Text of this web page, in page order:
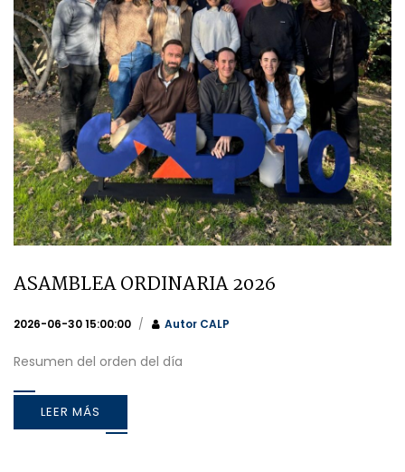
ASAMBLEA ORDINARIA 2026
2026-06-30 15:00:00 Autor CALP
Resumen del orden del día
LEER MÁS